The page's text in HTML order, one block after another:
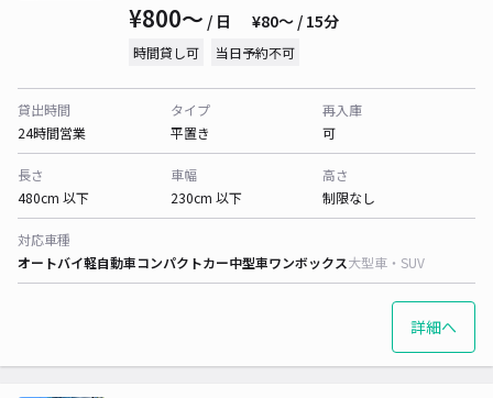
¥800〜 / 日 ¥80〜 / 15分
時間貸し可 当日予約不可
貸出時間
24時間営業
タイプ
平置き
再入庫
可
長さ
480cm 以下
車幅
230cm 以下
高さ
制限なし
対応車種
オートバイ軽自動車コンパクトカー中型車ワンボックス大型車・SUV
詳細へ